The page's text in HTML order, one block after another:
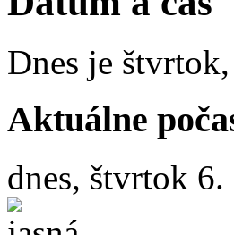
Dnes je štvrtok,
Aktuálne
dnes, štvrtok